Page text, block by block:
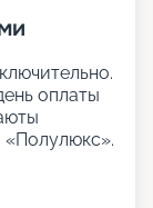
оплаты